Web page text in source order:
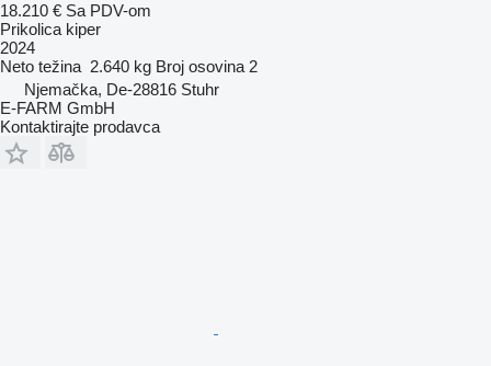
18.210 € Sa PDV-om
Prikolica kiper
2024
Neto težina 2.640 kg Broj osovina 2
Njemačka, De-28816 Stuhr
E-FARM GmbH
Kontaktirajte prodavca